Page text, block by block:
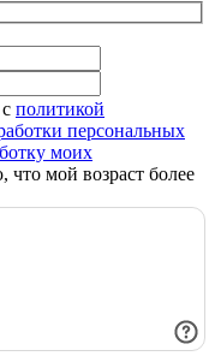
политикой
персональных
моих
что мой возраст более